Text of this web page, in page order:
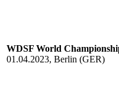
WDSF World
01.04.2023, Berlin (GER)